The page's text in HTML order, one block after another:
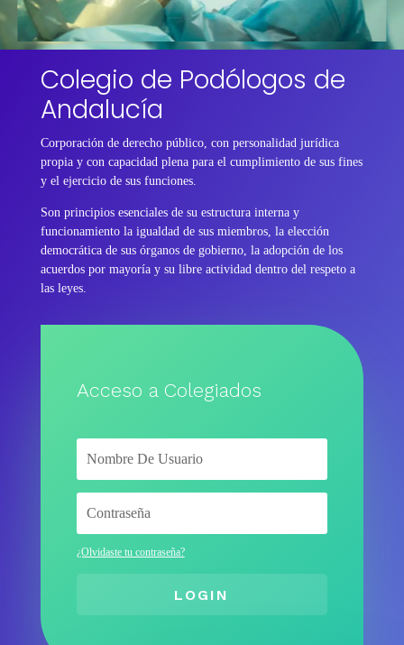
Colegio de Podólogos de
Andalucía
Corporación de derecho público, con personalidad jurídica
propia y con capacidad plena para el cumplimiento de sus fines
y el ejercicio de sus funciones.
Son principios esenciales de su estructura interna y
funcionamiento la igualdad de sus miembros, la elección
democrática de sus órganos de gobierno, la adopción de los
acuerdos por mayoría y su libre actividad dentro del respeto a
las leyes.
Acceso a Colegiados
¿Olvidaste tu contraseña?
LOGIN